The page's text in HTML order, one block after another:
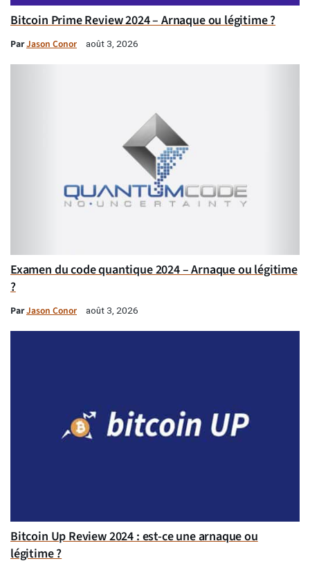
Bitcoin Prime Review 2024 – Arnaque ou légitime ?
ParJason Conor août 3, 2026
Examen du code quantique 2024 – Arnaque ou légitime
?
ParJason Conor août 3, 2026
Bitcoin Up Review 2024 : est-ce une arnaque ou
légitime ?